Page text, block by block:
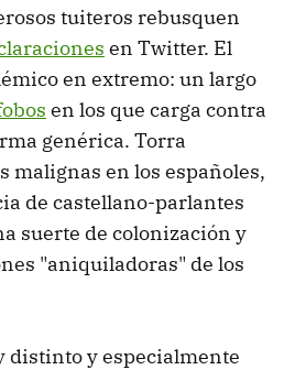
tuiteros rebusquen
en Twitter. El
en extremo: un largo
en los que carga contra
genérica. Torra
malignas en los españoles,
de castellano-parlantes
suerte de colonización y
"aniquiladoras" de los
distinto y especialmente